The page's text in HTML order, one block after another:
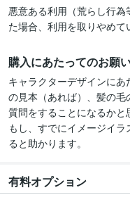
悪意ある利用（荒らし行
た場合、利用を取りやめ
購入にあたってのお願
キャラクターデザインに
の見本（あれば）、髪の
質問をすることになるかと
もし、すでにイメージイ
ると助かります。
有料オプション